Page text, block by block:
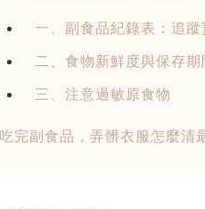
一、副食品紀錄表：追蹤
二、食物新鮮度與保存期
三、注意過敏原食物
吃完副食品，弄髒衣服怎麼清